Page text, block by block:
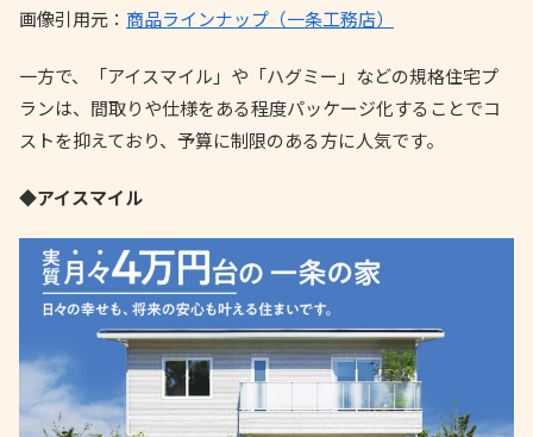
画像引用元： 商品ラインナップ（一条工務店）
一方で、「アイスマイル」や「ハグミー」などの規格住宅プ
ランは、間取りや仕様をある程度パッケージ化することでコ
ストを抑えており、予算に制限のある方に人気です。
◆アイスマイル